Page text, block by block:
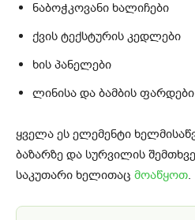
ნაბოჭკოვანი ხალიჩები
ქვის ტექსტურის კედლები
ხის პანელები
ლინისა და ბამბის ფარდები
ყველა ეს ელემენტი
ბაზარზე და სურვილის
საკუთარი ხელითაც მოაწყოთ.